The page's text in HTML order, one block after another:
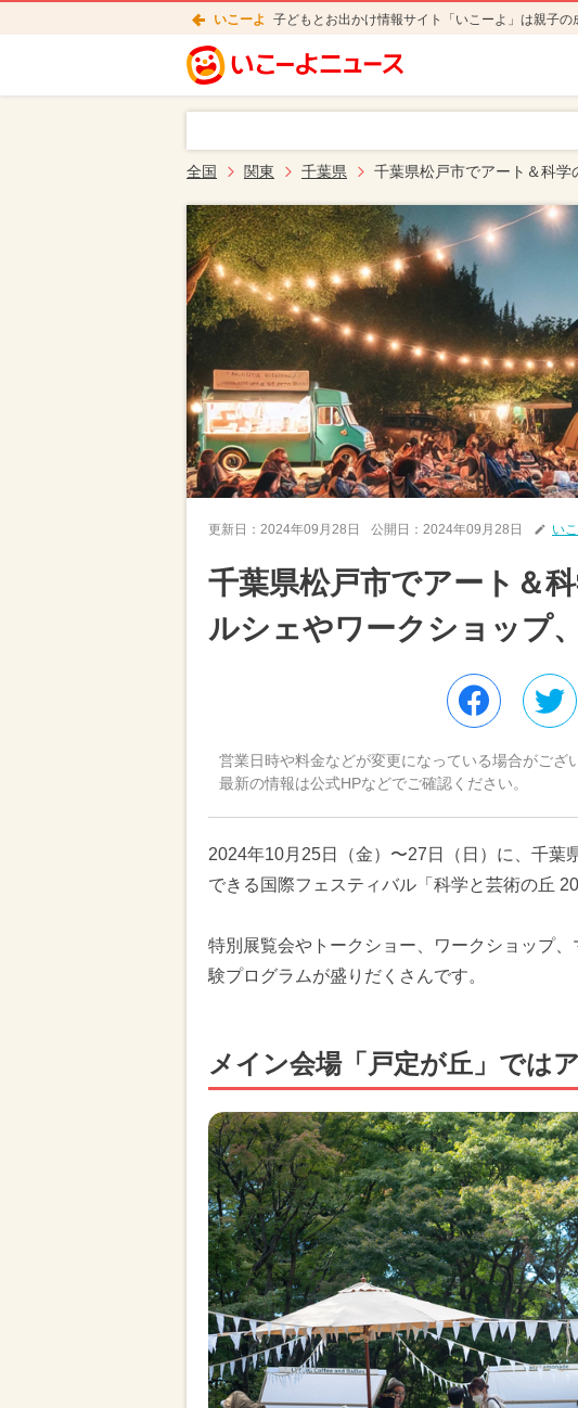
いこーよ 子どもとお出かけ情報サイト「いこーよ」は親子の
全国 関東 千葉県 千葉県松戸市でアート＆科
更新日： 2024年09月28日 公開日： 2024年09月28日 い
千葉県松戸市でアート＆
ルシェやワークショップ
営業日時や料金などが変更になっている場合がござ
最新の情報は公式HPなどでご確認ください。
2024年10月25日（金）〜27日（日）に、千葉
できる国際フェスティバル「科学と芸術の丘
特別展覧会やトークショー、ワークショップ
験プログラムが盛りだくさんです。
メイン会場「戸定が丘」では